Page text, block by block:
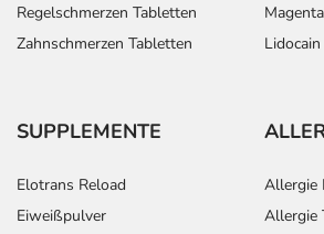
Regelschmerzen Tabletten
Zahnschmerzen Tabletten
Lidocain
SUPPLEMENTE
Elotrans Reload
Eiweißpulver
Allergie
Allergie